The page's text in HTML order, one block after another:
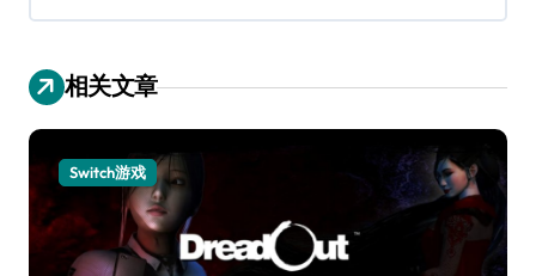
相关文章
Switch游戏